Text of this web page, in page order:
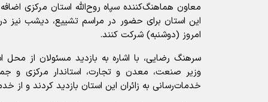
معاون هماهنگ‌کننده سپاه روح‌الله استان مرکزی
این استان برای حضور در مراسم تشییع، دیشب نیز
امروز (دوشنبه) شرکت کنند.
سرهنگ رضایی، با اشاره به بازدید مسئولان از محل
وزیر صنعت، معدن و تجارت، استاندار مرکزی و
خدمات‌رسانی به زائران این استان بازدید کردند و از